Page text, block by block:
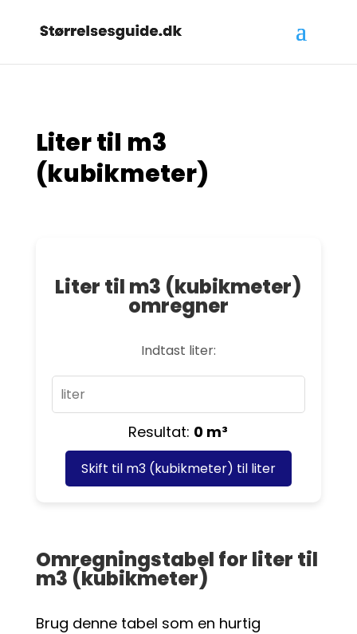
Liter til m3
(kubikmeter)
Liter til m3 (kubikmeter)
omregner
Indtast liter:
Resultat: 0 m³
Skift til m3 (kubikmeter) til liter
Omregningstabel for liter til
m3 (kubikmeter)
Brug denne tabel som en hurtig